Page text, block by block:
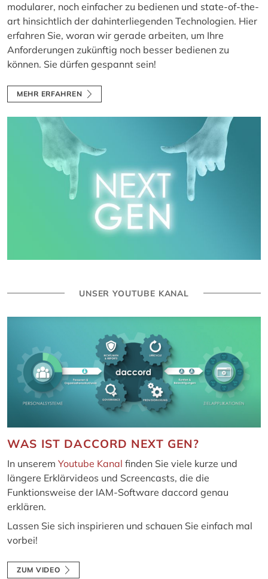
modularer, noch einfacher zu bedienen und state-of-the-
art hinsichtlich der dahinterliegenden Technologien. Hier
erfahren Sie, woran wir gerade arbeiten, um Ihre
Anforderungen zukünftig noch besser bedienen zu
können. Sie dürfen gespannt sein!
MEHR ERFAHREN
UNSER YOUTUBE KANAL
WAS IST DACCORD NEXT GEN?
In unserem Youtube Kanal finden Sie viele kurze und
längere Erklärvideos und Screencasts, die die
Funktionsweise der IAM-Software daccord genau
erklären.
Lassen Sie sich inspirieren und schauen Sie einfach mal
vorbei!
ZUM VIDEO